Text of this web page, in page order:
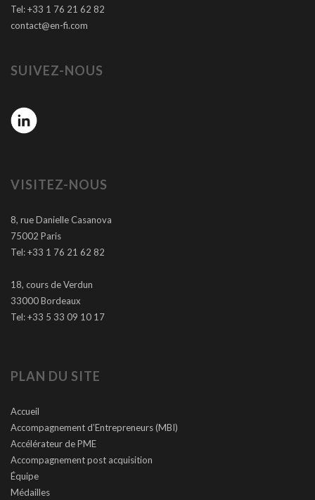
Tel: +33 1 76 21 62 82
contact@en-fi.com
SUIVEZ-NOUS
VISITEZ-NOUS
8, rue Danielle Casanova
75002 Paris
Tel: +33 1 76 21 62 82
18, cours de Verdun
33000 Bordeaux
Tel: +33 5 33 09 10 17
PLAN DU SITE
Accueil
Accompagnement d’Entrepreneurs (MBI)
Accélérateur de PME
Accompagnement post acquisition
Équipe
Médailles